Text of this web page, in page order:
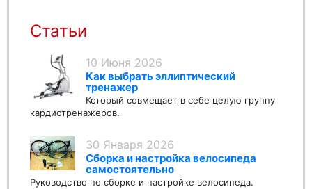
Статьи
10 Июня 2026
Как выбрать эллиптический
тренажер
Который совмещает в себе целую группу
кардиотренажеров.
30 Января 2026
Сборка и настройка велосипеда
самостоятельно
Руководство по сборке и настройке велосипеда.